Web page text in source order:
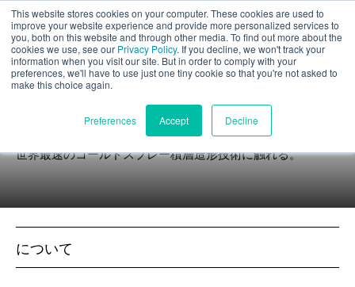
This website stores cookies on your computer. These cookies are used to
improve your website experience and provide more personalized services to
you, both on this website and through other media. To find out more about the
cookies we use, see our Privacy Policy. If you decline, we won't track your
information when you visit our site. But in order to comply with your
preferences, we'll have to use just one tiny cookie so that you're not asked to
make this choice again.
Preferences Accept Decline
パート評価
製品紹介
アプリケーション
産業
イベント
世界最速のコールドスプレー積層造形技術に触れる。
について